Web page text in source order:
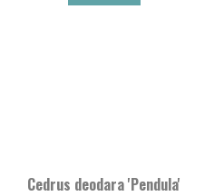
Cedrus deodara 'Pendula'